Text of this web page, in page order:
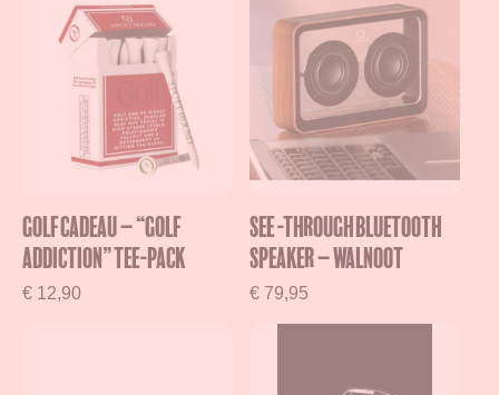
Golf Cadeau – “Golf
Addiction” Tee-Pack
€ 12,90
See -Through Bluetooth
Speaker – Walnoot
€ 79,95